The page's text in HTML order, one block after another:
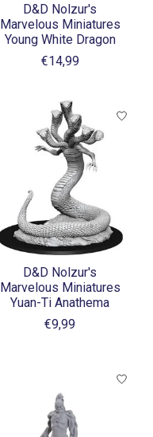
D&D Nolzur's
Marvelous Miniatures
Young White Dragon
€14,99
D&D Nolzur's
Marvelous Miniatures
Yuan-Ti Anathema
€9,99